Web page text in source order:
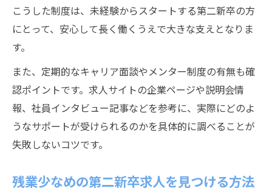
こうした制度は、未経験からスタートする第二新卒の方
にとって、安心して長く働くうえで大きな支えとなりま
す。
また、定期的なキャリア面談やメンター制度の有無も確
認ポイントです。求人サイトの企業ページや説明会情
報、社員インタビュー記事などを参考に、実際にどのよ
うなサポートが受けられるのかを具体的に調べることが
失敗しないコツです。
残業少なめの第二新卒求人を見つける方法